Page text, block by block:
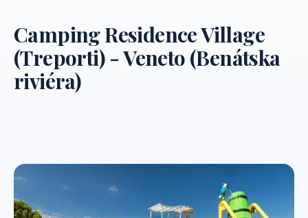
Camping Residence Village
(Treporti) - Veneto (Benátska
riviéra)